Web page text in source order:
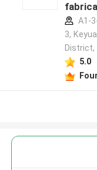
A1-
3,
District,
5.0